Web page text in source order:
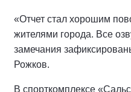
«Отчет стал хорошим
жителями города. Все
замечания
Рожков.
В спорткомплексе